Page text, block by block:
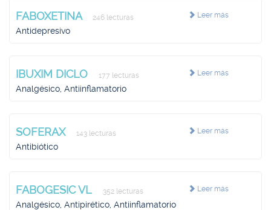
Leer más
FABOXETINA 246 lecturas
Antidepresivo
Leer más
IBUXIM DICLO 177 lecturas
Analgésico, Antiinflamatorio
Leer más
SOFERAX 143 lecturas
Antibiótico
Leer más
FABOGESIC VL 352 lecturas
Analgésico, Antipirético, Antiinflamatorio